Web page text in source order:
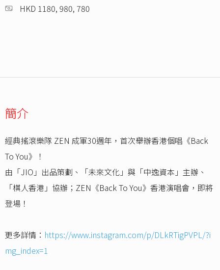
HKD 1180, 980, 780
簡介
經典搖滾樂隊 ZEN 成軍30週年，首次舉辦香港個唱《Back
To You》！
由「JIO」出品策劃、「未來文化」與「中逸資本」主辦、
「棋人香港」協辦；ZEN《Back To You》香港演唱會，即將
登場！
更多詳情： https://www.instagram.com/p/DLkRTigPVPL/?i
mg_index=1